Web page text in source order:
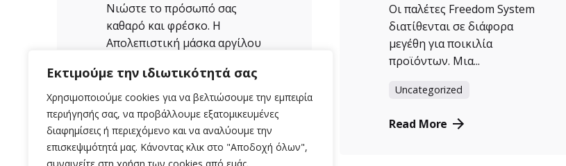
Εκτιμούμε την ιδιωτικότητά σας
Χρησιμοποιούμε cookies για να βελτιώσουμε την εμπειρία
περιήγησής σας, να προβάλλουμε εξατομικευμένες
διαφημίσεις ή περιεχόμενο και να αναλύουμε την
επισκεψιμότητά μας. Κάνοντας κλικ στο "Αποδοχή όλων",
Νιώστε το πρόσωπό σας
καθαρό και φρέσκο. Η
Απολεπιστική μάσκα αργίλου
Read More
Οι παλέτες Freedom System
διατίθενται σε διάφορα
μεγέθη για ποικιλία
προϊόντων. Μια...
Uncategorized
Read More